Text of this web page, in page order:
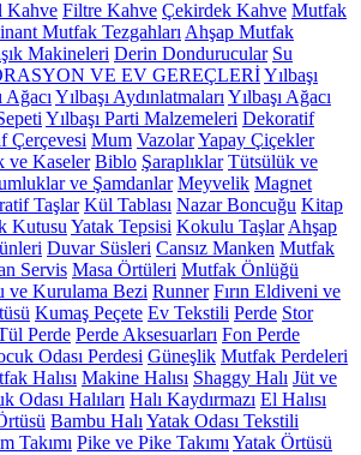
Kahve Filtre Kahve Çekirdek Kahve Mutfak
Mutfak Tezgahları Ahşap Mutfak
Makineleri Derin Dondurucular Su
VE EV GEREÇLERİYılbaşı
Ağacı Yılbaşı Aydınlatmaları Yılbaşı Ağacı
Yılbaşı Parti Malzemeleri Dekoratif
Çerçevesi Mum VazolarYapay Çiçekler
ve Kaseler Biblo Şaraplıklar Tütsülük ve
ve Şamdanlar Meyvelik Magnet
Taşlar Kül Tablası Nazar Boncuğu Kitap
Kutusu Yatak Tepsisi Kokulu Taşlar Ahşap
Duvar Süsleri Cansız Manken Mutfak
Servis Masa Örtüleri Mutfak Önlüğü
ve Kurulama Bezi Runner Fırın Eldiveni ve
Kumaş Peçete Ev Tekstili Perde Stor
Perde Perde Aksesuarları Fon Perde
Odası Perdesi Güneşlik Mutfak Perdeleri
Halısı Makine Halısı Shaggy Halı Jüt ve
Odası Halıları Halı Kaydırmazı El Halısı
Bambu Halı Yatak Odası Tekstili
Takımı Pike ve Pike Takımı Yatak Örtüsü